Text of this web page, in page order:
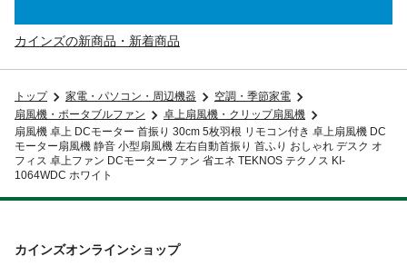
カインズの新商品・新着商品
トップ 家電・パソコン・周辺機器
空調・季節家電
扇風機・ポータブルファン
卓上扇風機・クリップ扇風機
扇風機 卓上 DCモーター 首振り 30cm 5枚羽根 リモコン付き 卓上扇風機 DC
モーター扇風機 静音 小型扇風機 左右自動首振り 首ふり おしゃれ デスク オ
フィス 卓上ファン DCモーターファン 省エネ TEKNOS テクノス KI-
1064WDC ホワイト
カインズオンラインショップ